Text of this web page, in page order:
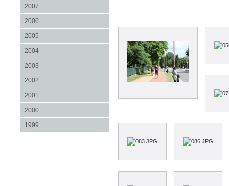
2007
2006
2005
2004
2003
2002
2001
2000
1999